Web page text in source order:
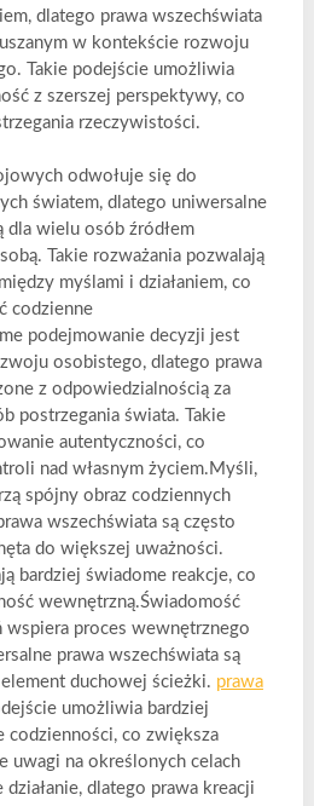
dlatego prawa wszechświata
w kontekście rozwoju
Takie podejście umożliwia
z szerszej perspektywy, co
rzeczywistości.
odwołuje się do
światem, dlatego uniwersalne
dla wielu osób źródłem
Takie rozważania pozwalają
myślami i działaniem, co
codzienne
podejmowanie decyzji jest
osobistego, dlatego prawa
z odpowiedzialnością za
postrzegania świata. Takie
autentyczności, co
nad własnym życiem.Myśli,
spójny obraz codziennych
wszechświata są często
do większej uważności.
bardziej świadome reakcje, co
wewnętrzną.Świadomość
wspiera proces wewnętrznego
prawa wszechświata są
duchowej ścieżki. prawa
umożliwia bardziej
codzienności, co zwiększa
uwagi na określonych celach
dlatego prawa kreacji